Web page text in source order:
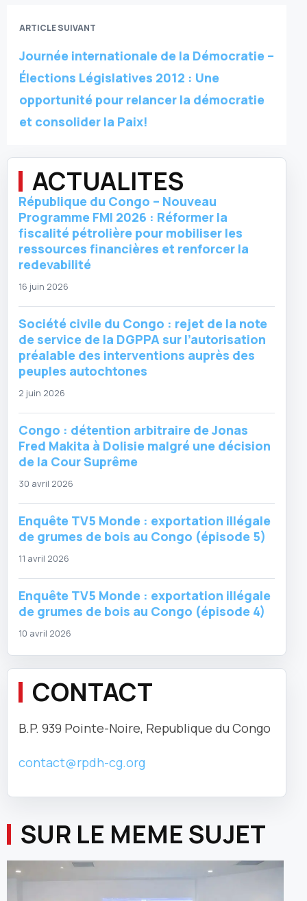
ARTICLE SUIVANT
Journée internationale de la Démocratie –
Élections Législatives 2012 : Une
opportunité pour relancer la démocratie
et consolider la Paix!
ACTUALITES
République du Congo – Nouveau
Programme FMI 2026 : Réformer la
fiscalité pétrolière pour mobiliser les
ressources financières et renforcer la
redevabilité
16 juin 2026
Société civile du Congo : rejet de la note
de service de la DGPPA sur l’autorisation
préalable des interventions auprès des
peuples autochtones
2 juin 2026
Congo : détention arbitraire de Jonas
Fred Makita à Dolisie malgré une décision
de la Cour Suprême
30 avril 2026
Enquête TV5 Monde : exportation illégale
de grumes de bois au Congo (épisode 5)
11 avril 2026
Enquête TV5 Monde : exportation illégale
de grumes de bois au Congo (épisode 4)
10 avril 2026
CONTACT
B.P. 939 Pointe-Noire, Republique du Congo
contact@rpdh-cg.org
SUR LE MEME SUJET